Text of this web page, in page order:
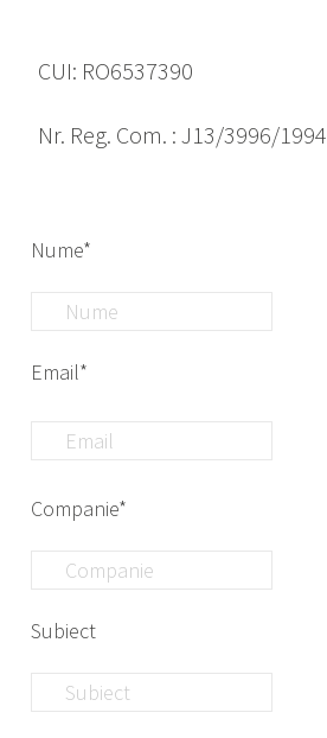
CUI: RO6537390
Nr. Reg. Com. : J13/3996/1994
Nume*
Email*
Companie*
Subiect